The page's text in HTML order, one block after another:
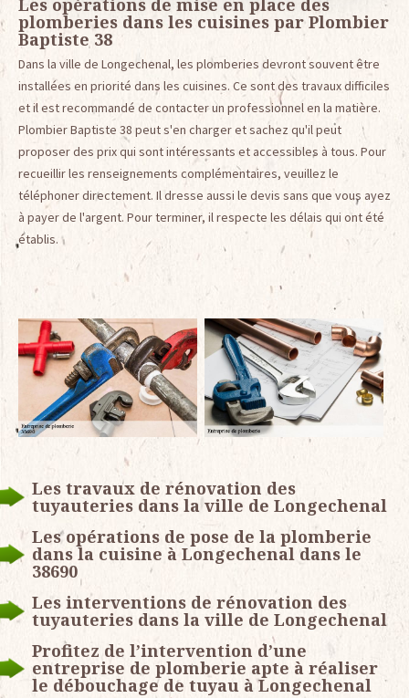
plomberies dans les cuisines par Plombier
Baptiste 38
Dans la ville de Longechenal, les plomberies devront souvent être
installées en priorité dans les cuisines. Ce sont des travaux difficiles
et il est recommandé de contacter un professionnel en la matière.
Plombier Baptiste 38 peut s'en charger et sachez qu'il peut
proposer des prix qui sont intéressants et accessibles à tous. Pour
recueillir les renseignements complémentaires, veuillez le
téléphoner directement. Il dresse aussi le devis sans que vous ayez
à payer de l'argent. Pour terminer, il respecte les délais qui ont été
établis.
Les travaux de rénovation des
tuyauteries dans la ville de Longechenal
Les opérations de pose de la plomberie
dans la cuisine à Longechenal dans le
38690
Les interventions de rénovation des
tuyauteries dans la ville de Longechenal
Profitez de l’intervention d’une
entreprise de plomberie apte à réaliser
le débouchage de tuyau à Longechenal